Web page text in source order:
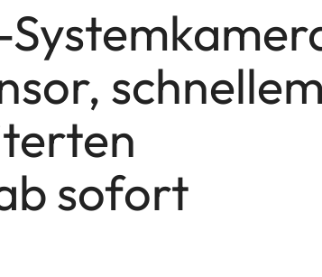
schnellem
sofort